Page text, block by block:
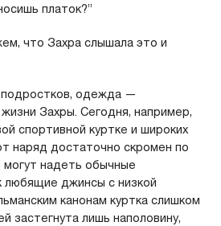
платок?”
что Захра слышала это и
подростков, одежда —
Захры. Сегодня, например,
спортивной куртке и широких
наряд достаточно скромен по
надеть обычные
любящие джинсы с низкой
канонам куртка слишком
застегнута лишь наполовину,